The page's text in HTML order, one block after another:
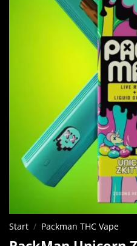
Start / Packman THC Vape